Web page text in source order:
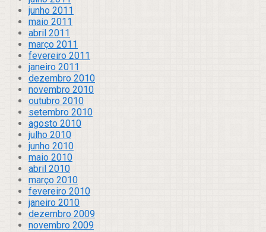
junho 2011
maio 2011
abril 2011
março 2011
fevereiro 2011
janeiro 2011
dezembro 2010
novembro 2010
outubro 2010
setembro 2010
agosto 2010
julho 2010
junho 2010
maio 2010
abril 2010
março 2010
fevereiro 2010
janeiro 2010
dezembro 2009
novembro 2009